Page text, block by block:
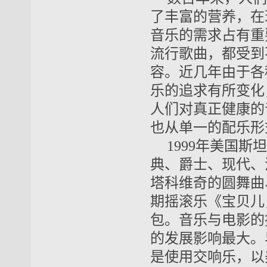
了丰富的营养，
音乐的需求占有
流行歌曲，都受
容。近几年由于
乐的追求有所变
人们对真正健康
也从单一的配乐
1999年美国斯
典、爵士、现代
塔科维奇的圆舞
期摇滚乐《宝贝
包。音乐与电影
的发展影响最大
是使用交响乐，